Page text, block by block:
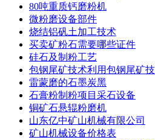
80吨重质钙磨粉机
微粉磨设备部件
烧结铝矾土加工技术
买卖矿粉石需要哪些证件
硅石及制粉工艺
包钢尾矿技术利用包钢尾矿
雷蒙磨的石墨炭黑
石膏粉制粉项目采石设备
铜矿石悬辊粉磨机
山东亿中矿山机械有限公司
矿山机械设备价格表